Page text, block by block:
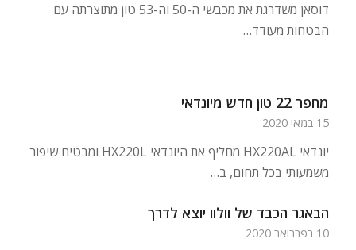
דוסאן משדרגת את מכבשי ה-50 וה-53 טון מתוצרתה עם
הבטחות מעודד…
מחפר 22 טון חדש מיונדאי
15 במאי 2020
יונדאי HX220AL מחליף את היונדאי HX220L ומבטיח שיפור
משמעותי בכל תחום, ב…
הבאגר הכבד של וולוו יוצא לדרך
10 בפברואר 2020